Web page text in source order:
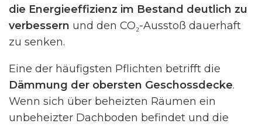
die Energieeffizienz im Bestand deutlich zu
verbessern und den CO₂-Ausstoß dauerhaft
zu senken.
Eine der häufigsten Pflichten betrifft die
Dämmung der obersten Geschossdecke.
Wenn sich über beheizten Räumen ein
unbeheizter Dachboden befindet und die